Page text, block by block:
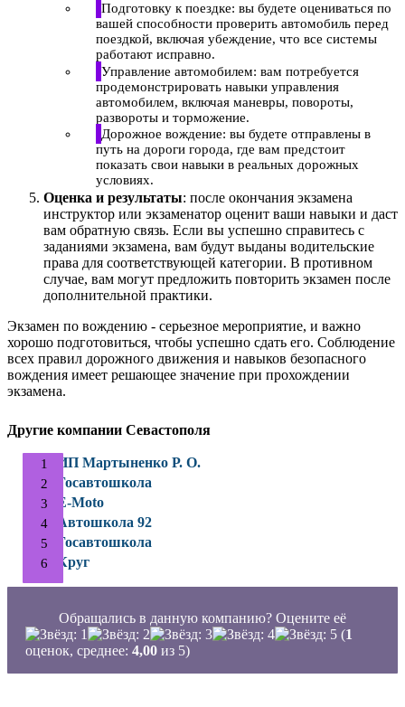
Подготовку к поездке: вы будете оцениваться по
вашей способности проверить автомобиль перед
поездкой, включая убеждение, что все системы
работают исправно.
Управление автомобилем: вам потребуется
продемонстрировать навыки управления
автомобилем, включая маневры, повороты,
развороты и торможение.
Дорожное вождение: вы будете отправлены в
путь на дороги города, где вам предстоит
показать свои навыки в реальных дорожных
условиях.
Оценка и результаты: после окончания экзамена
инструктор или экзаменатор оценит ваши навыки и даст
вам обратную связь. Если вы успешно справитесь с
заданиями экзамена, вам будут выданы водительские
права для соответствующей категории. В противном
случае, вам могут предложить повторить экзамен после
дополнительной практики.
Экзамен по вождению - серьезное мероприятие, и важно
хорошо подготовиться, чтобы успешно сдать его. Соблюдение
всех правил дорожного движения и навыков безопасного
вождения имеет решающее значение при прохождении
экзамена.
Другие компании Севастополя
ИП Мартыненко Р. О.
Госавтошкола
E-Moto
Автошкола 92
Госавтошкола
Круг
Обращались в данную компанию? Оцените её
(1
оценок, среднее: 4,00 из 5)